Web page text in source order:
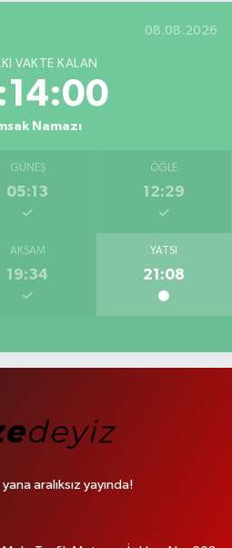
08.08.2026
VAKTE KALAN
Namazı
GÜNEŞ
05:13
ÖĞLE
12:29
AKŞAM
19:34
YATSI
21:08
aralıksız yayında!